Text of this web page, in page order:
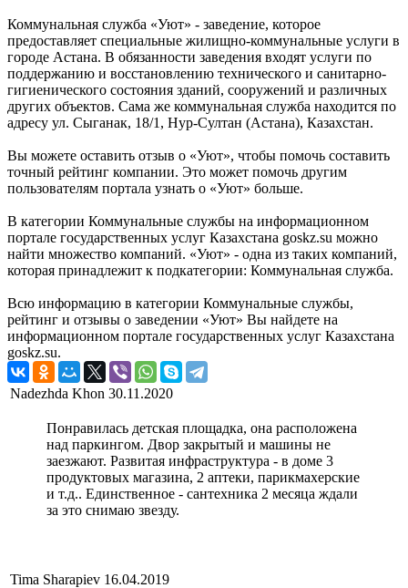
Коммунальная служба «Уют» - заведение, которое
предоставляет специальные жилищно-коммунальные услуги в
городе Астана. В обязанности заведения входят услуги по
поддержанию и восстановлению технического и санитарно-
гигиенического состояния зданий, сооружений и различных
других объектов. Сама же коммунальная служба находится по
адресу ул. Сыганак, 18/1, Нур-Султан (Астана), Казахстан.
Вы можете оставить отзыв о «Уют», чтобы помочь составить
точный рейтинг компании. Это может помочь другим
пользователям портала узнать о «Уют» больше.
В категории Коммунальные службы на информационном
портале государственных услуг Казахстана goskz.su можно
найти множество компаний. «Уют» - одна из таких компаний,
которая принадлежит к подкатегории: Коммунальная служба.
Всю информацию в категории Коммунальные службы,
рейтинг и отзывы о заведении «Уют» Вы найдете на
информационном портале государственных услуг Казахстана
goskz.su.
Nadezhda Khon 30.11.2020
Понравилась детская площадка, она расположена
над паркингом. Двор закрытый и машины не
заезжают. Развитая инфраструктура - в доме 3
продуктовых магазина, 2 аптеки, парикмахерские
и т.д.. Единственное - сантехника 2 месяца ждали
за это снимаю звезду.
Tima Sharapiev 16.04.2019